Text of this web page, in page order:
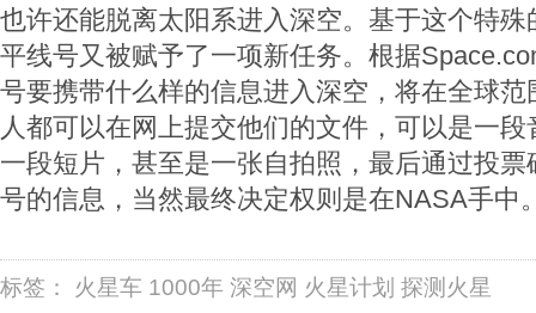
也许还能脱离太阳系进入深空。基于这个特
平线号又被赋予了一项新任务。根据
号要携带什么样的信息进入深空，将在全球
人都可以在网上提交他们的文件，可以是一
一段短片，甚至是一张自拍照，最后通过投
号的信息，当然最终决定权则是在NASA手中
标签： 火星车 1000年 深空网 火星计划 探测火星